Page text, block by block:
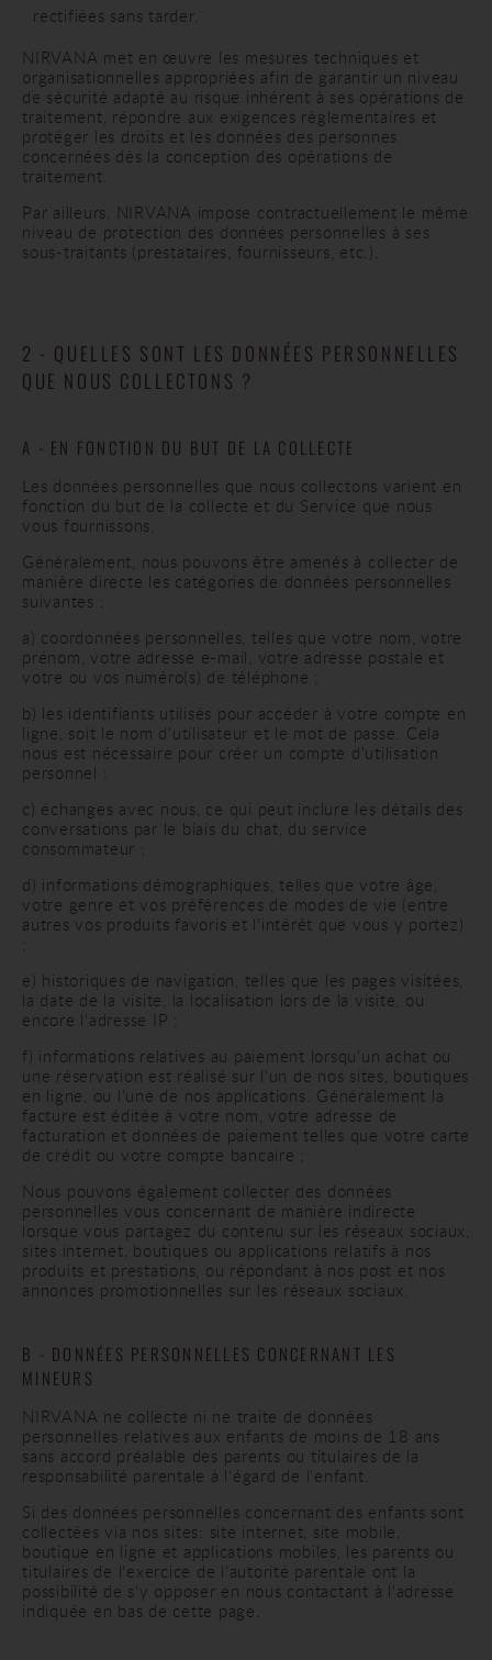
rectifiées sans tarder.
NIRVANA met en œuvre les mesures techniques et
organisationnelles appropriées afin de garantir un niveau
de sécurité adapté au risque inhérent à ses opérations de
traitement, répondre aux exigences règlementaires et
protéger les droits et les données des personnes
concernées dès la conception des opérations de
traitement.
Par ailleurs, NIRVANA impose contractuellement le même
niveau de protection des données personnelles à ses
sous-traitants (prestataires, fournisseurs, etc.).
2 - QUELLES SONT LES DONNÉES PERSONNELLES
QUE NOUS COLLECTONS ?
A - EN FONCTION DU BUT DE LA COLLECTE
Les données personnelles que nous collectons varient en
fonction du but de la collecte et du Service que nous
vous fournissons.
Généralement, nous pouvons être amenés à collecter de
manière directe les catégories de données personnelles
suivantes :
a) coordonnées personnelles, telles que votre nom, votre
prénom, votre adresse e-mail, votre adresse postale et
votre ou vos numéro(s) de téléphone ;
b) les identifiants utilisés pour accéder à votre compte en
ligne, soit le nom d'utilisateur et le mot de passe. Cela
nous est nécessaire pour créer un compte d'utilisation
personnel ;
c) échanges avec nous, ce qui peut inclure les détails des
conversations par le biais du chat, du service
consommateur ;
d) informations démographiques, telles que votre âge,
votre genre et vos préférences de modes de vie (entre
autres vos produits favoris et l'intérêt que vous y portez)
;
e) historiques de navigation, telles que les pages visitées,
la date de la visite, la localisation lors de la visite, ou
encore l'adresse IP ;
f) informations relatives au paiement lorsqu'un achat ou
une réservation est réalisé sur l'un de nos sites, boutiques
en ligne, ou l'une de nos applications. Généralement la
facture est éditée à votre nom, votre adresse de
facturation et données de paiement telles que votre carte
de crédit ou votre compte bancaire ;
Nous pouvons également collecter des données
personnelles vous concernant de manière indirecte
lorsque vous partagez du contenu sur les réseaux sociaux,
sites internet, boutiques ou applications relatifs à nos
produits et prestations, ou répondant à nos post et nos
annonces promotionnelles sur les réseaux sociaux.
B - DONNÉES PERSONNELLES CONCERNANT LES
MINEURS
NIRVANA ne collecte ni ne traite de données
personnelles relatives aux enfants de moins de 18 ans
sans accord préalable des parents ou titulaires de la
responsabilité parentale à l'égard de l'enfant.
Si des données personnelles concernant des enfants sont
collectées via nos sites: site internet, site mobile,
boutique en ligne et applications mobiles, les parents ou
titulaires de l'exercice de l'autorité parentale ont la
possibilité de s'y opposer en nous contactant à l'adresse
indiquée en bas de cette page.